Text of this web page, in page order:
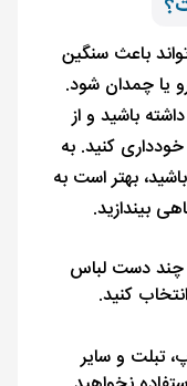
باعث سنگین
یا چمدان شود.
باشید و از
کنید. به
بهتر است به
بیندازید.
چند دست لباس
کنید.
تبلت و سایر